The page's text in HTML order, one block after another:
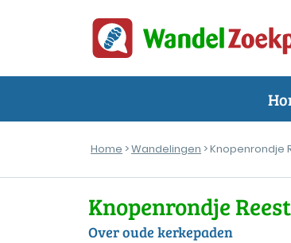
Home >Wandelingen > Knopenrondje
Knopenrondje
Over oude kerkepaden